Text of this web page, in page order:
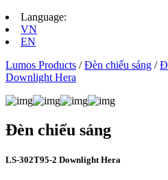
Language:
VN
EN
Lumos Products /Đèn chiếu sáng /
Downlight Hera
Đèn chiếu sáng
LS‑302T95-2 Downlight Hera